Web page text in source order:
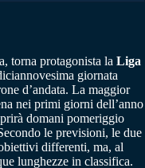
torna protagonista la Liga
giornata
d’andata. La maggior
nei primi giorni dell’anno
domani pomeriggio
le previsioni, le due
differenti, ma, al
lunghezze in classifica.